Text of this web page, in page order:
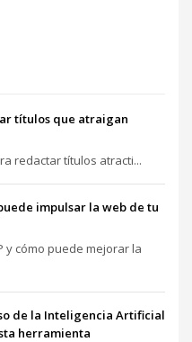
títulos que atraigan
redactar títulos atracti...
impulsar la web de tu
y cómo puede mejorar la
de la Inteligencia Artificial
herramienta